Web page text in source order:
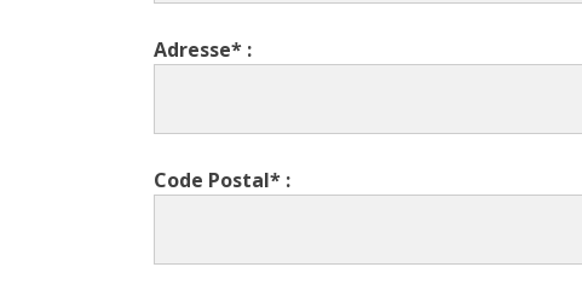
Adresse* :
Code Postal* :